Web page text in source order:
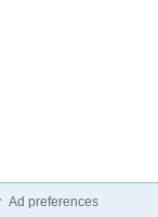
Ad preferences